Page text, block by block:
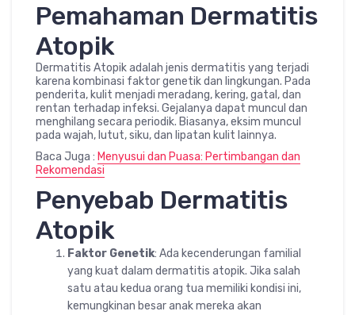
Pemahaman Dermatitis
Atopik
Dermatitis Atopik adalah jenis dermatitis yang terjadi
karena kombinasi faktor genetik dan lingkungan. Pada
penderita, kulit menjadi meradang, kering, gatal, dan
rentan terhadap infeksi. Gejalanya dapat muncul dan
menghilang secara periodik. Biasanya, eksim muncul
pada wajah, lutut, siku, dan lipatan kulit lainnya.
Baca Juga : Menyusui dan Puasa: Pertimbangan dan
Rekomendasi
Penyebab Dermatitis
Atopik
Faktor Genetik: Ada kecenderungan familial
yang kuat dalam dermatitis atopik. Jika salah
satu atau kedua orang tua memiliki kondisi ini,
kemungkinan besar anak mereka akan